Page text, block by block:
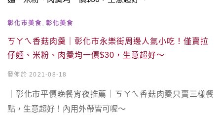
彰化市美食 彰化美食
ㄎㄚㄟ香菇肉羹｜彰化市永樂街周邊人氣小吃！僅賣拉
仔麵、米粉、肉羹均一價$30，生意超好～
發佈於 2021-08-18
｜彰化市平價晚餐宵夜推薦｜ㄎㄚㄟ香菇肉羹只賣三樣餐
點，生意超好！內用外帶皆可喔～